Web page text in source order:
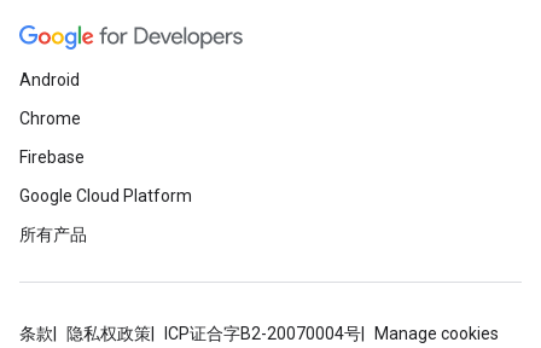
Android
Chrome
Firebase
Google Cloud Platform
所有产品
条款 隐私权政策 ICP证合字B2-20070004号 Manage cookies